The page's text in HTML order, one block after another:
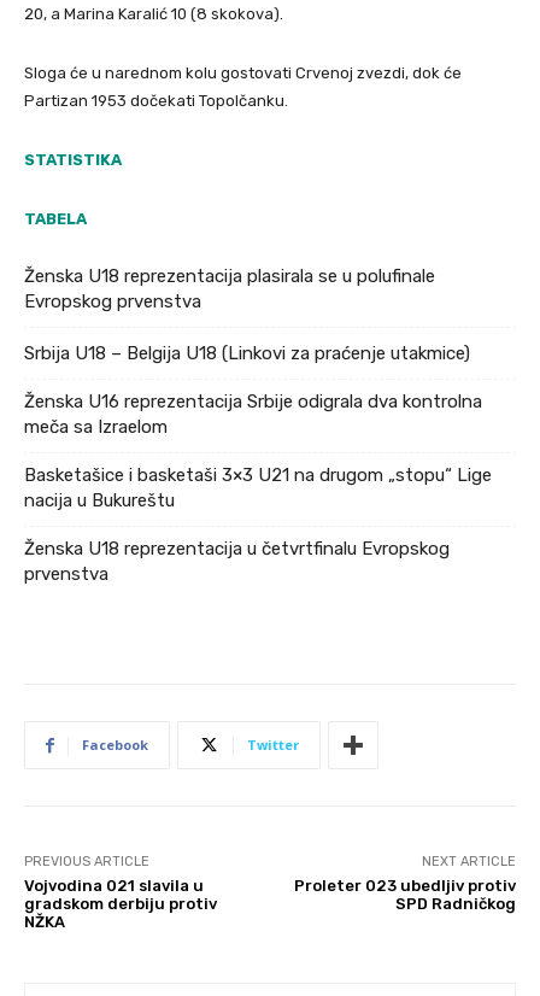
20, a Marina Karalić 10 (8 skokova).
Sloga će u narednom kolu gostovati Crvenoj zvezdi, dok će
Partizan 1953 dočekati Topolčanku.
STATISTIKA
TABELA
Ženska U18 reprezentacija plasirala se u polufinale
Evropskog prvenstva
Srbija U18 – Belgija U18 (Linkovi za praćenje utakmice)
Ženska U16 reprezentacija Srbije odigrala dva kontrolna
meča sa Izraelom
Basketašice i basketaši 3×3 U21 na drugom „stopu“ Lige
nacija u Bukureštu
Ženska U18 reprezentacija u četvrtfinalu Evropskog
prvenstva
Facebook Twitter
PREVIOUS ARTICLE
Vojvodina 021 slavila u
gradskom derbiju protiv
NŽKA
NEXT ARTICLE
Proleter 023 ubedljiv protiv
SPD Radničkog